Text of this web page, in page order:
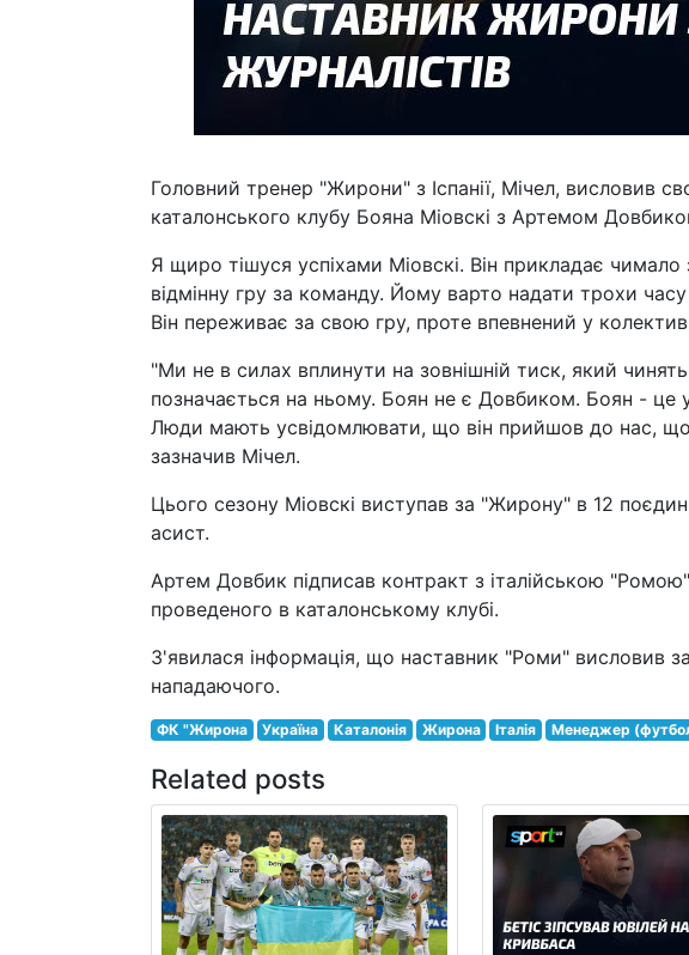
Головний тренер "Жирони" з Іспанії, Мічел, висловив
каталонського клубу Бояна Міовскі з Артемом
Я щиро тішуся успіхами Міовскі. Він прикладає
відмінну гру за команду. Йому варто надати трохи
Він переживає за свою гру, проте впевнений у
"Ми не в силах вплинути на зовнішній тиск, який
позначається на ньому. Боян не є Довбиком. Боян - це
Люди мають усвідомлювати, що він прийшов до нас,
зазначив Мічел.
Цього сезону Міовскі виступав за "Жирону" в 12
асист.
Артем Довбик підписав контракт з італійською
проведеного в каталонському клубі.
З'явилася інформація, що наставник "Роми" висловив
нападаючого.
ФК "Жирона Україна Каталонія Жирона Італія Менеджер
Related posts